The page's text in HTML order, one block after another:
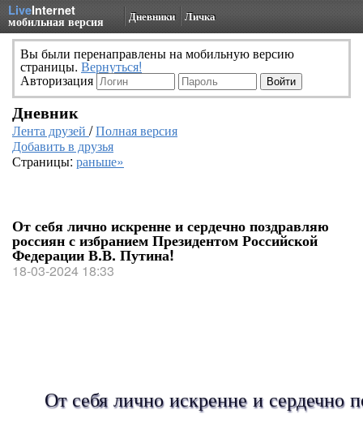
LiveInternet
мобильная версия Дневники Личка
Вы были перенаправлены на мобильную версию
страницы. Вернуться!
Авторизация
Дневник
Лента друзей /Полная версия
Добавить в друзья
Страницы: раньше»
От себя лично искренне и сердечно поздравляю
россиян с избранием Президентом Российской
Федерации В.В. Путина!
18-03-2024 18:33
От себя лично искренне и сердечно